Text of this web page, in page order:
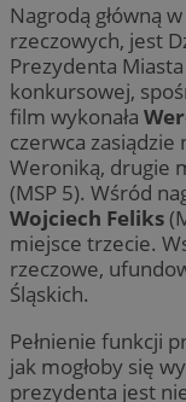
Nagrodą główną
rzeczowych, jest
Prezydenta
konkursowej,
film wykonała
czerwca
Weroniką, drugie
(MSP 5). Wśród
Wojciech Feliks
miejsce trzecie.
rzeczowe,
Śląskich.
Pełnienie funkcji
jak mogłoby się
prezydenta jest